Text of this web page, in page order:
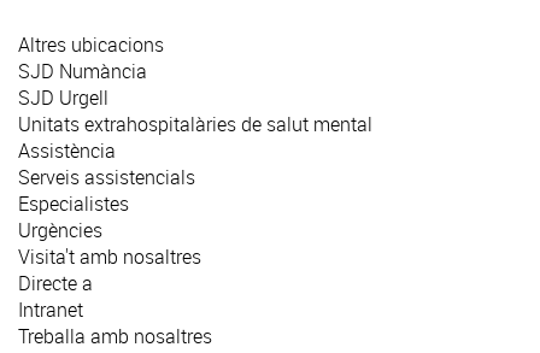
Altres ubicacions
SJD Numància
SJD Urgell
Unitats extrahospitalàries de salut mental
Assistència
Serveis assistencials
Especialistes
Urgències
Visita't amb nosaltres
Directe a
Intranet
Treballa amb nosaltres